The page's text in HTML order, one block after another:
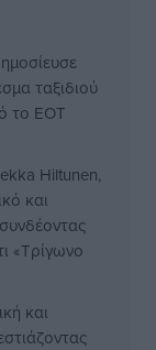
ταξιδιού
το EOT
Hiltunen,
και
«Τρίγωνο
και